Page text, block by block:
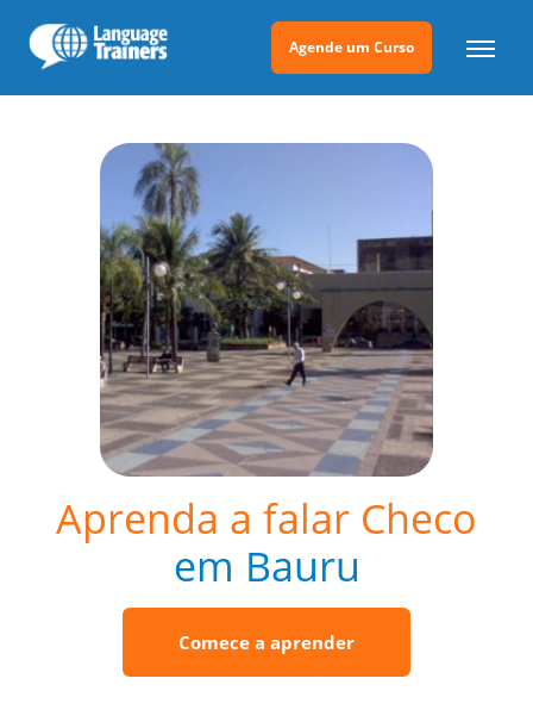
Agende um Curso
Aprenda a falar Checo
em Bauru
Comece a aprender